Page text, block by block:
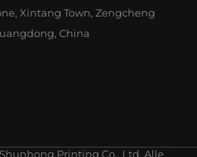
Xintang Town, Zengcheng
China
Printing Co., Ltd. Alle